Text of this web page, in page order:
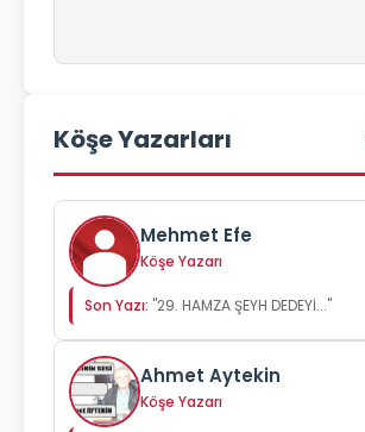
Köşe Yazarları
Mehmet Efe
Köşe Yazarı
Son Yazı: "29. HAMZA ŞEYH DEDEYİ..."
Ahmet Aytekin
Köşe Yazarı